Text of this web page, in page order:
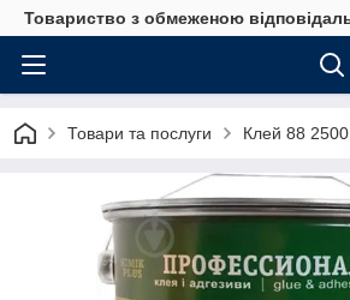
Товариство з обмеженою
Товари та послуги Клей 88